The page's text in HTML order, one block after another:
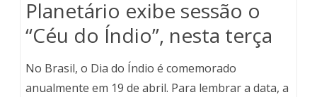
Planetário exibe sessão o
“Céu do Índio”, nesta terça
No Brasil, o Dia do Índio é comemorado
anualmente em 19 de abril. Para lembrar a data, a